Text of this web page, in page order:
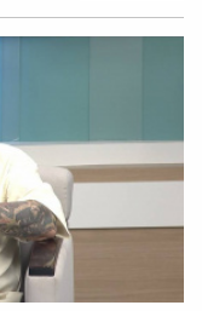
陽明山居民及遊客
」的慈悲本願，此
輛，期盼這輛戰力
，將慈悲心轉化為
敏表示，陽明山永
對所有消防同仁最
「取之於社會、用
陀的慈悲大願，轉
一位臺北市民，努
環境。